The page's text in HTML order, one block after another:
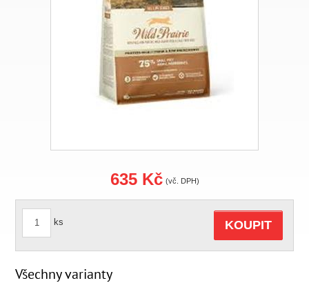
635 Kč (vč. DPH)
ks KOUPIT
Všechny varianty